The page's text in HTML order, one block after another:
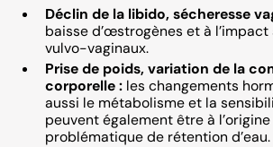
Déclin de la libido, sécheresse
baisse d’œstrogènes et à
vulvo-vaginaux.
Prise de poids, variation de la
corporelle :les changements
aussi le métabolisme et la
peuvent également être à
problématique de rétention d’eau.